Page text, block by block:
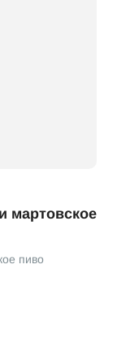
мартовское
пиво